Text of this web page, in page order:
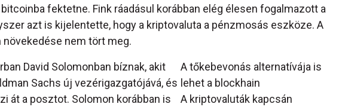
fektetne. Fink ráadásul korábban elég élesen fogalmazott a
azt is kijelentette, hogy a kriptovaluta a pénzmosás eszköze. A
nem tört meg.
A tőkebevonás alternatívája is
lehet a blockhain
A kriptovaluták kapcsán
David Solomonban bíznak, akit
Sachs új vezérigazgatójává, és
át a posztot. Solomon korábban is